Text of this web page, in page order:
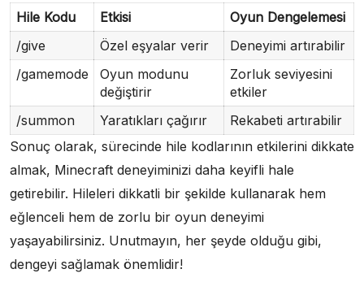
Hile Kodu Etkisi
Oyun Dengelemesi
/give
Özel eşyalar verir
Deneyimi artırabilir
/gamemode
Oyun modunu
değiştirir
Zorluk seviyesini
etkiler
/summon
Yaratıkları çağırır
Rekabeti artırabilir
Sonuç olarak, sürecinde hile kodlarının etkilerini dikkate
almak, Minecraft deneyiminizi daha keyifli hale
getirebilir. Hileleri dikkatli bir şekilde kullanarak hem
eğlenceli hem de zorlu bir oyun deneyimi
yaşayabilirsiniz. Unutmayın, her şeyde olduğu gibi,
dengeyi sağlamak önemlidir!